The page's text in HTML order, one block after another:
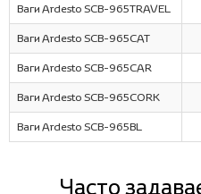
Ваги Ardesto SCB-965TRAVEL
Ваги Ardesto SCB-965CAT
Ваги Ardesto SCB-965CAR
Ваги Ardesto SCB-965CORK
Ваги Ardesto SCB-965BL
Часто